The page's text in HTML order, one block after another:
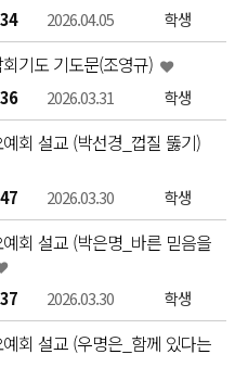
학생
2026.04.05
기도 기도문(조영규)
학생
2026.03.31
회 설교 (박선경_껍질 뚫기)
학생
2026.03.30
회 설교 (박은명_바른 믿음을
학생
2026.03.30
회 설교 (우명은_함께 있다는